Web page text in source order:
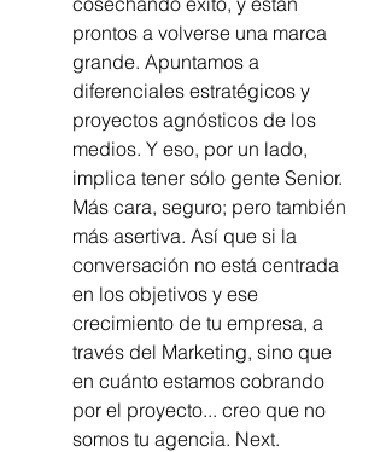
prontos a volverse una marca
grande. Apuntamos a
diferenciales estratégicos y
proyectos agnósticos de los
medios. Y eso, por un lado,
implica tener sólo gente Senior.
Más cara, seguro; pero también
más asertiva. Así que si la
conversación no está centrada
en los objetivos y ese
crecimiento de tu empresa, a
través del Marketing, sino que
en cuánto estamos cobrando
por el proyecto... creo que no
somos tu agencia. Next.